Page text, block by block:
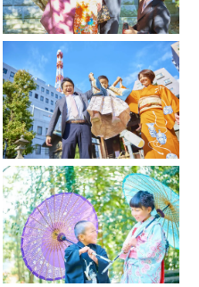
います。
方に比べ対応が大きく遅れ
予約の対応ができかねま
りさせて頂く場合もござい
い致します。
ッセージで詳細を確認でき
定させて頂いております。
頂いている方から優先して
しました際にはその点を再確